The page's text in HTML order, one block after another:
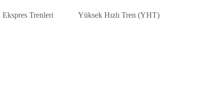
Ekspres Trenleri Yüksek Hızlı Tren (YHT)